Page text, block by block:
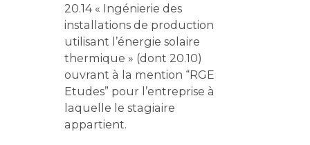
20.14 « Ingénierie des
installations de production
utilisant l’énergie solaire
thermique » (dont 20.10)
ouvrant à la mention “RGE
Etudes” pour l’entreprise à
laquelle le stagiaire
appartient.